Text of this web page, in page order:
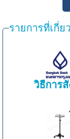
รายการที่เกี่ย
วิธีการ